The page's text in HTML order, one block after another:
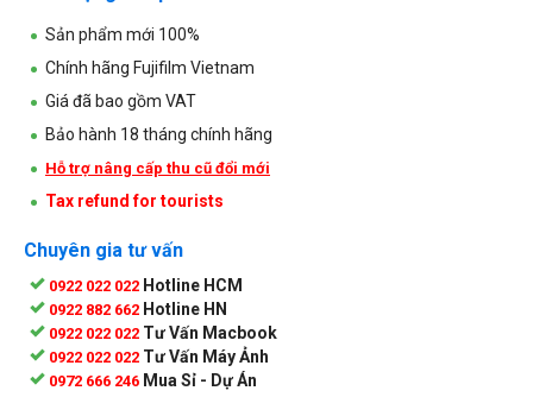
Sản phẩm mới 100%
Chính hãng Fujifilm Vietnam
Giá đã bao gồm VAT
Bảo hành 18 tháng chính hãng
Hỗ trợ nâng cấp thu cũ đổi mới
Tax refund for tourists
Chuyên gia tư vấn
0922 022 022 Hotline HCM
0922 882 662 Hotline HN
0922 022 022 Tư Vấn Macbook
0922 022 022 Tư Vấn Máy Ảnh
0972 666 246 Mua Sỉ - Dự Án